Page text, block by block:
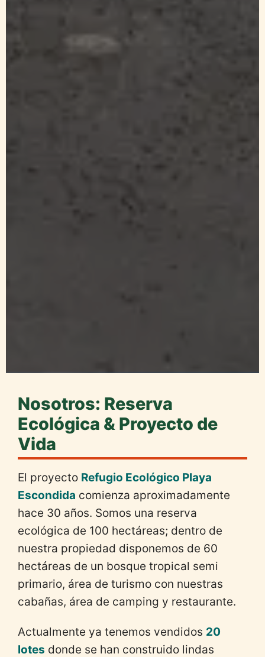
Nosotros: Reserva
Ecológica & Proyecto de
Vida
El proyecto Refugio Ecológico Playa
Escondida comienza aproximadamente
hace 30 años. Somos una reserva
ecológica de 100 hectáreas; dentro de
nuestra propiedad disponemos de 60
hectáreas de un bosque tropical semi
primario, área de turismo con nuestras
cabañas, área de camping y restaurante.
Actualmente ya tenemos vendidos 20
lotes donde se han construido lindas